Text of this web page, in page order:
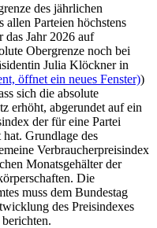
des jährlichen
allen Parteien höchstens
das Jahr 2026 auf
Obergrenze noch bei
Julia Klöckner in
öffnet ein neues Fenster))
sich die absolute
erhöht, abgerundet auf ein
der für eine Partei
Grundlage des
Verbraucherpreisindex
Monatsgehälter der
Die
muss dem Bundestag
des Preisindexes